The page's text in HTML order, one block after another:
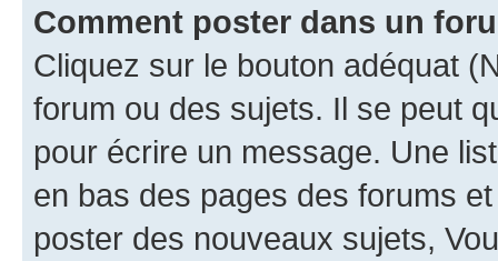
Comment poster dans un
Cliquez sur le bouton adéquat
forum ou des sujets. Il se peut
pour écrire un message. Une
en bas des pages des forums
poster des nouveaux sujets,